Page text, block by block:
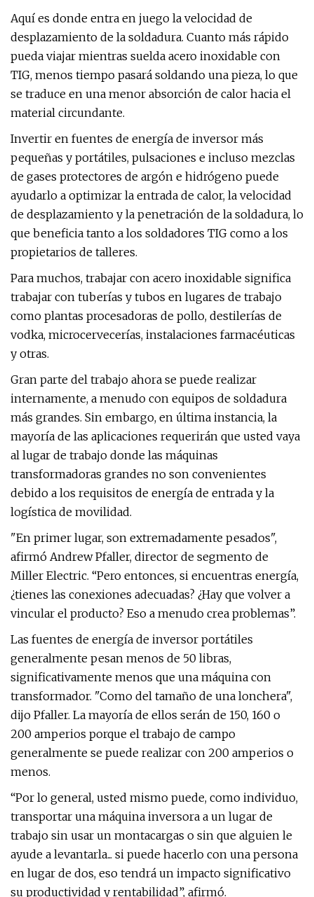
Aquí es donde entra en juego la velocidad de
desplazamiento de la soldadura. Cuanto más rápido
pueda viajar mientras suelda acero inoxidable con
TIG, menos tiempo pasará soldando una pieza, lo que
se traduce en una menor absorción de calor hacia el
material circundante.
Invertir en fuentes de energía de inversor más
pequeñas y portátiles, pulsaciones e incluso mezclas
de gases protectores de argón e hidrógeno puede
ayudarlo a optimizar la entrada de calor, la velocidad
de desplazamiento y la penetración de la soldadura, lo
que beneficia tanto a los soldadores TIG como a los
propietarios de talleres.
Para muchos, trabajar con acero inoxidable significa
trabajar con tuberías y tubos en lugares de trabajo
como plantas procesadoras de pollo, destilerías de
vodka, microcervecerías, instalaciones farmacéuticas
y otras.
Gran parte del trabajo ahora se puede realizar
internamente, a menudo con equipos de soldadura
más grandes. Sin embargo, en última instancia, la
mayoría de las aplicaciones requerirán que usted vaya
al lugar de trabajo donde las máquinas
transformadoras grandes no son convenientes
debido a los requisitos de energía de entrada y la
logística de movilidad.
"En primer lugar, son extremadamente pesados",
afirmó Andrew Pfaller, director de segmento de
Miller Electric. “Pero entonces, si encuentras energía,
¿tienes las conexiones adecuadas? ¿Hay que volver a
vincular el producto? Eso a menudo crea problemas”.
Las fuentes de energía de inversor portátiles
generalmente pesan menos de 50 libras,
significativamente menos que una máquina con
transformador. "Como del tamaño de una lonchera",
dijo Pfaller. La mayoría de ellos serán de 150, 160 o
200 amperios porque el trabajo de campo
generalmente se puede realizar con 200 amperios o
menos.
“Por lo general, usted mismo puede, como individuo,
transportar una máquina inversora a un lugar de
trabajo sin usar un montacargas o sin que alguien le
ayude a levantarla... si puede hacerlo con una persona
en lugar de dos, eso tendrá un impacto significativo
su productividad y rentabilidad”, afirmó.